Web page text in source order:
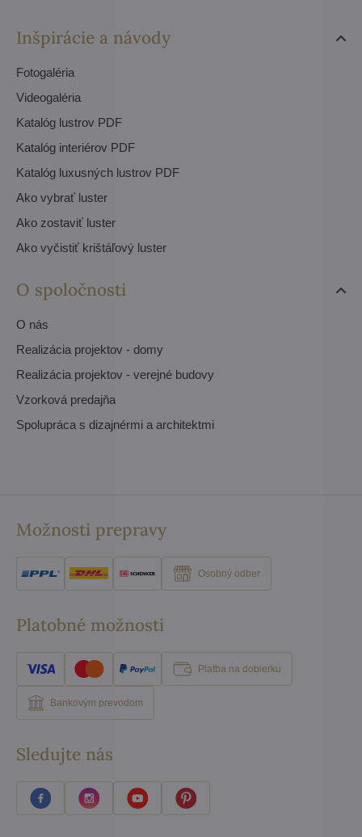
Inšpirácie a návody
Fotogaléria
Videogaléria
Katalóg lustrov PDF
Katalóg interiérov PDF
Katalóg luxusných lustrov PDF
Ako vybrať luster
Ako zostaviť luster
Ako vyčistiť krištáľový luster
O spoločnosti
O nás
Realizácia projektov - domy
Realizácia projektov - verejné budovy
Vzorková predajňa
Spolupráca s dizajnérmi a architektmi
Možnosti prepravy
Osobný odber
Platobné možnosti
Platba na dobierku
Bankovým prevodom
Sledujte nás